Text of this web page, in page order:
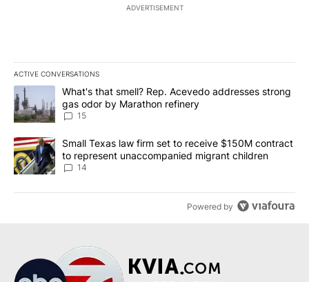
ADVERTISEMENT
ACTIVE CONVERSATIONS
The following is a list of the most commented articles in the last
A trending article titled "What's that smell? Rep. Acevedo
What's that smell? Rep. Acevedo addresses strong
gas odor by Marathon refinery
15
A trending article titled "Small Texas law firm set to receive
Small Texas law firm set to receive $150M contract
to represent unaccompanied migrant children
14
Powered by